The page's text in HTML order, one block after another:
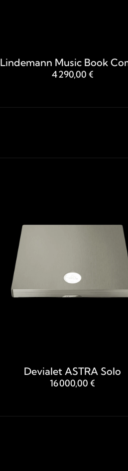
Lindemann Music Book
4 290,00 €
Devialet ASTRA Solo
16 000,00 €